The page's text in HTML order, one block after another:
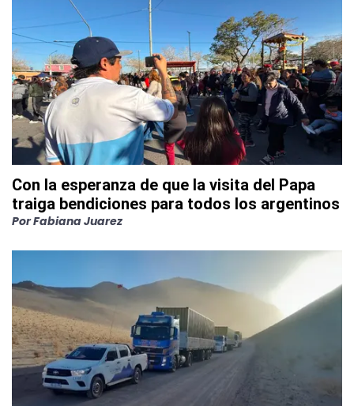
Con la esperanza de que la visita del Papa
traiga bendiciones para todos los argentinos
PorFabiana Juarez